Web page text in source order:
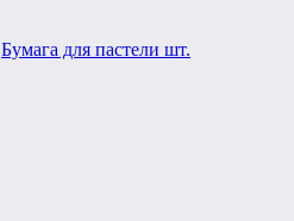
Бумага для пастели шт.